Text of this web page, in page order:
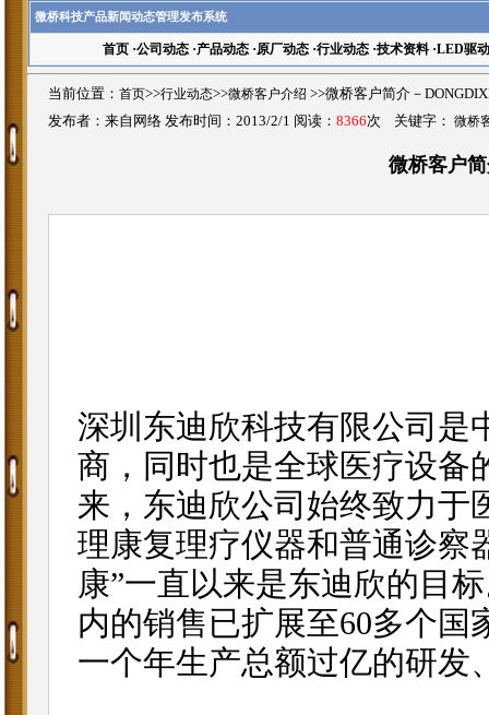
微桥科技产品新闻动态管理发布系统
首页·公司动态·产品动态·原厂动态·行业动态·技术资料·LED驱动
当前位置： 首页>>行业动态>>微桥客户介绍 >>微桥客户简介－
发布者：来自网络 发布时间：2013/2/1 阅读： 8366次 关键字： 微桥
微桥客户
深圳东迪欣科技有限公司是
商，同时也是全球医疗设备
来，东迪欣公司始终致力于
理康复理疗仪器和普通诊察
康”一直以来是东迪欣的目
内的销售已扩展至60多个国
一个年生产总额过亿的研发